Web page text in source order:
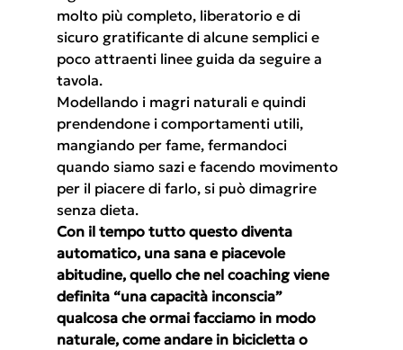
molto più completo, liberatorio e di
sicuro gratificante di alcune semplici e
poco attraenti linee guida da seguire a
tavola.
Modellando i magri naturali e quindi
prendendone i comportamenti utili,
mangiando per fame, fermandoci
quando siamo sazi e facendo movimento
per il piacere di farlo, si può dimagrire
senza dieta.
Con il tempo tutto questo diventa
automatico, una sana e piacevole
abitudine, quello che nel coaching viene
definita “una capacità inconscia”
qualcosa che ormai facciamo in modo
naturale, come andare in bicicletta o